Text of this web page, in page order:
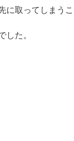
に取ってしまう
した。